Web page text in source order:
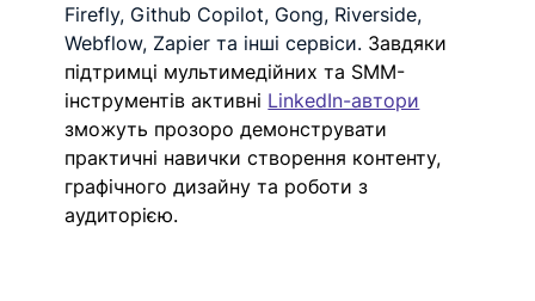
Firefly, Github Copilot, Gong, Riverside,
Webflow, Zapier та інші сервіси. Завдяки
підтримці мультимедійних та SMM-
інструментів активні LinkedIn-автори
зможуть прозоро демонструвати
практичні навички створення контенту,
графічного дизайну та роботи з
аудиторією.